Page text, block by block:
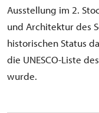
Ausstellung im 2.
und Architektur des
historischen Status
die UNESCO-Liste
wurde.